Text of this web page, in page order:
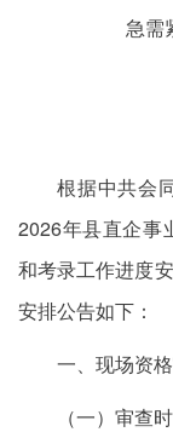
急需
根据中共会
2026年县直企事
和考录工作进度
安排公告如下：
一、现场资
（一）审查